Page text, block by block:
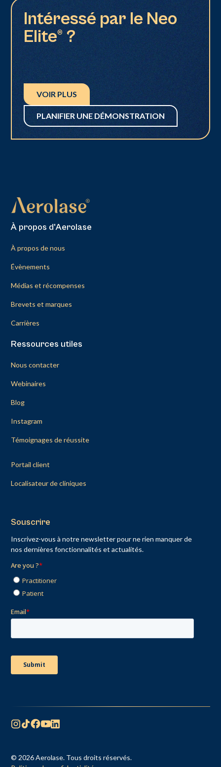
Intéressé par le Neo
Elite® ?
VOIR PLUS
PLANIFIER UNE DÉMONSTRATION
À propos d'Aerolase
À propos de nous
Évènements
Médias et récompenses
Brevets et marques
Carrières
Ressources utiles
Nous contacter
Webinaires
Blog
Instagram
Témoignages de réussite
Portail client
Localisateur de cliniques
Souscrire
Inscrivez-vous à notre newsletter pour ne rien manquer de
nos dernières fonctionnalités et actualités.
© 2026 Aerolase. Tous droits réservés.